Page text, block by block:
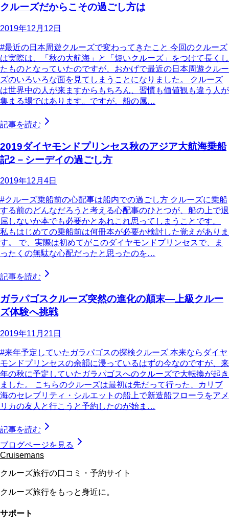
クルーズだからこその過ごし方は
2019年12月12日
#最近の日本周遊クルーズで変わってきたこと 今回のクルーズ
は実際は、「秋の大航海」と「短いクルーズ」をつけて長くし
たものとなっていたのですが、おかげで最近の日本周遊クルー
ズのいろいろな面を見てしまうことになりました。 クルーズ
は世界中の人が来ますからもちろん、習慣も価値観も違う人が
集まる場ではあります。ですが、船の属…
記事を読む
2019ダイヤモンドプリンセス秋のアジア大航海乗船
記2－シーデイの過ごし方
2019年12月4日
#クルーズ乗船前の心配事は船内での過ごし方 クルーズに乗船
する前のどんなだろうと考える心配事のひとつが、船の上で退
屈しないか本でも必要かとあれこれ思ってしまうことです。
私もはじめての乗船前は何冊本が必要か検討した覚えがありま
す。 で、実際は初めてがこのダイヤモンドプリンセスで、ま
ったくの無駄な心配だったと思ったのを…
記事を読む
ガラパゴスクルーズ突然の進化の顛末―上級クルー
ズ体験へ挑戦
2019年11月21日
#来年予定していたガラパゴスの探検クルーズ 本来ならダイヤ
モンドプリンセスの余韻に浸っているはずの今なのですが、来
年の秋に予定していたガラパゴスへのクルーズで大転換が起き
ました。 こちらのクルーズは最初は先だって行った、カリブ
海のセレブリティ・シルエットの船上で新造船フローラをアメ
リカの友人と行こうと予約したのが始ま…
記事を読む
ブログページを見る
Cruisemans
クルーズ旅行の口コミ・予約サイト
クルーズ旅行をもっと身近に。
サポート